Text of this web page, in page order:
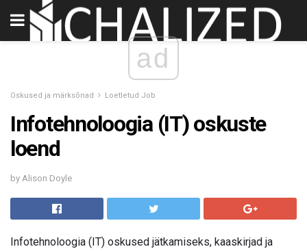
ad
Oskused ja märksõnad Loetletud Job
Infotehnoloogia (IT) oskuste
loend
by Alison Doyle
Infotehnoloogia (IT) oskused jätkamiseks, kaaskirjad ja